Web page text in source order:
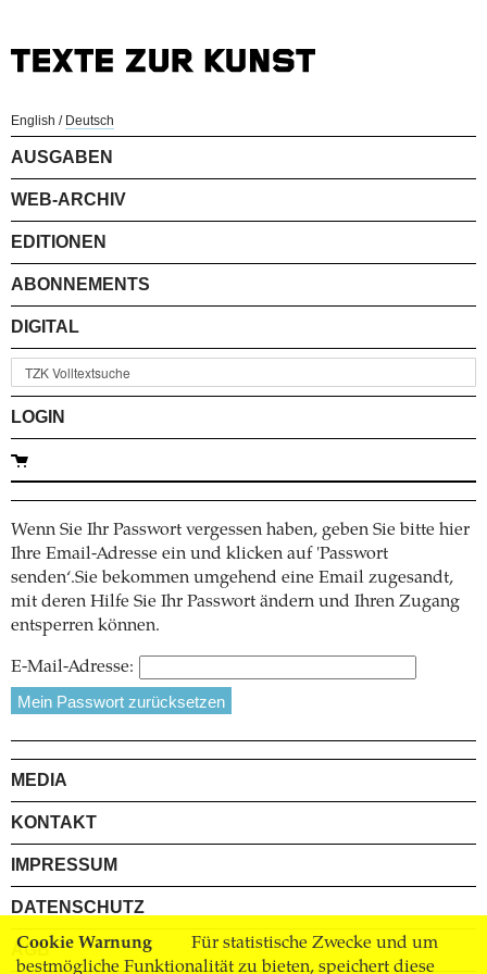
Cookie Warnung
Für statistische Zwecke und um
bestmögliche Funktionalität zu bieten, speichert diese
English / Deutsch
AUSGABEN
WEB-ARCHIV
EDITIONEN
ABONNEMENTS
DIGITAL
LOGIN
Wenn Sie Ihr Passwort vergessen haben, geben Sie bitte hier
Ihre Email-Adresse ein und klicken auf 'Passwort
senden‘.Sie bekommen umgehend eine Email zugesandt,
mit deren Hilfe Sie Ihr Passwort ändern und Ihren Zugang
entsperren können.
E-Mail-Adresse:
MEDIA
KONTAKT
IMPRESSUM
DATENSCHUTZ
AGB